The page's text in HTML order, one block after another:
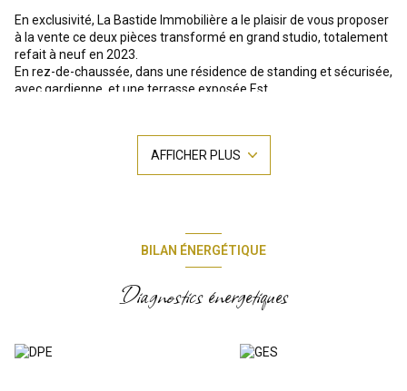
En exclusivité, La Bastide Immobilière a le plaisir de vous proposer
à la vente ce deux pièces transformé en grand studio, totalement
refait à neuf en 2023.
En rez-de-chaussée, dans une résidence de standing et sécurisée,
avec gardienne, et une terrasse exposée Est.
indépendante aménagée et équipée, une salle d'eau et toilette.
Cet appartement développe une surface au sol de 43m² dont
39m² selon la Loi Carrez.
Une cave complète ce bien.
• Métro Michel-Ange – Auteuil (lignes 9 et 10) à moins de 10
• Plusieurs lignes de bus desservent le secteur (22, 32, 52, 62, PC).
AFFICHER PLUS
BILAN ÉNERGÉTIQUE
Diagnostics énergetiques